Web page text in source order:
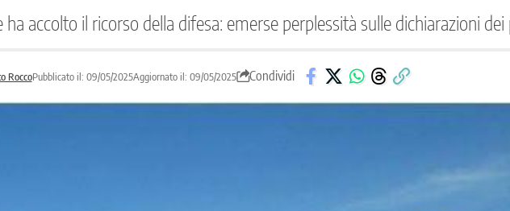
ha accolto il ricorso della difesa: emerse perplessità sulle dichiarazioni
RoccoPubblicato il: 09/05/2025Aggiornato il: 09/05/2025 Condividi